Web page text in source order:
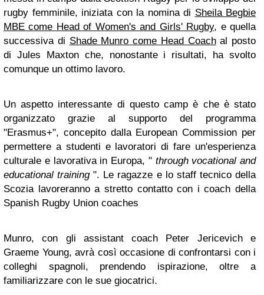
rugby femminile, iniziata con la nomina di Sheila Begbie
MBE come Head of Women's and Girls' Rugby, e quella
successiva di Shade Munro come Head Coachal posto
di Jules Maxton che, nonostante i risultati, ha svolto
comunque un ottimo lavoro.
Un aspetto interessante di questo camp è che è stato
organizzato grazie al supporto del programma
"Erasmus+", concepito dalla European Commission per
permettere a studenti e lavoratori di fare un'esperienza
culturale e lavorativa in Europa, " through vocational and
educational training". Le ragazze e lo staff tecnico della
Scozia lavoreranno a stretto contatto con i coach della
Spanish Rugby Union coaches
Munro, con gli assistant coach Peter Jericevich e
Graeme Young, avrà così occasione di confrontarsi con i
colleghi spagnoli, prendendo ispirazione, oltre a
familiarizzare con le sue giocatrici.